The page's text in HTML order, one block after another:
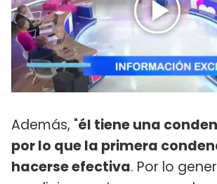
Además, "él tiene una
por lo que la primera
hacerse efectiva. Por lo